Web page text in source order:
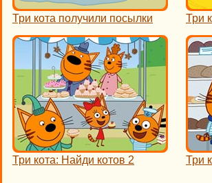
Три кота получили посылки Три
Три кота: Найди котов 2 Три